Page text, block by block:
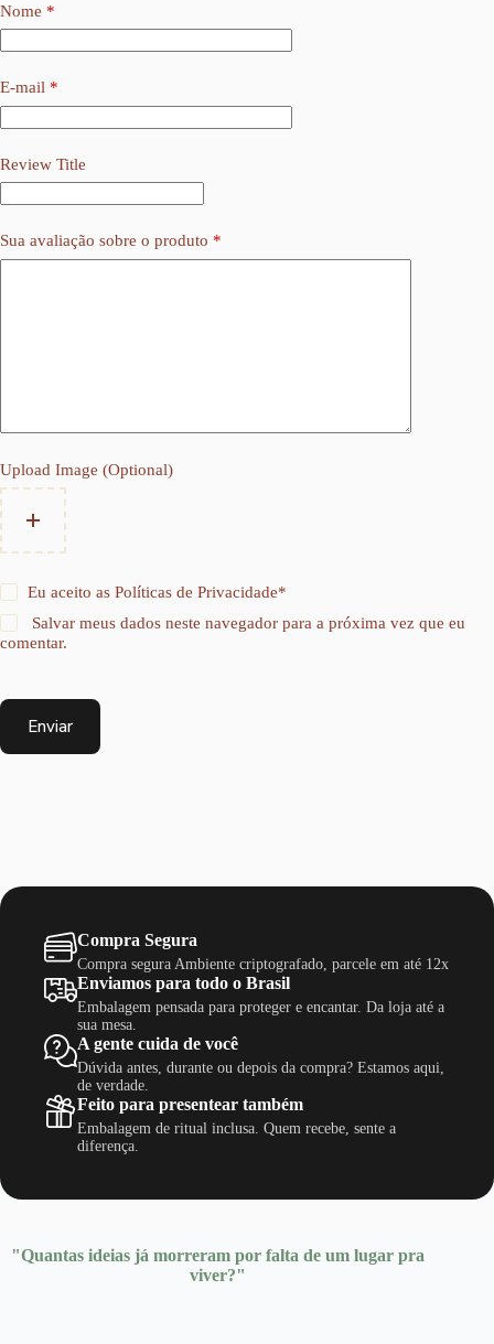
Nome *
E-mail *
Review Title
Sua avaliação sobre o produto *
Upload Image (Optional)
Eu aceito asPolíticas de Privacidade*
Salvar meus dados neste navegador para a próxima vez que eu
comentar.
Enviar
Compra Segura
Compra segura Ambiente criptografado, parcele em até 12x
Enviamos para todo o Brasil
Embalagem pensada para proteger e encantar. Da loja até a
sua mesa.
A gente cuida de você
Dúvida antes, durante ou depois da compra? Estamos aqui,
de verdade.
Feito para presentear também
Embalagem de ritual inclusa. Quem recebe, sente a
diferença.
"Quantas ideias já morreram por falta de um lugar pra
viver?"